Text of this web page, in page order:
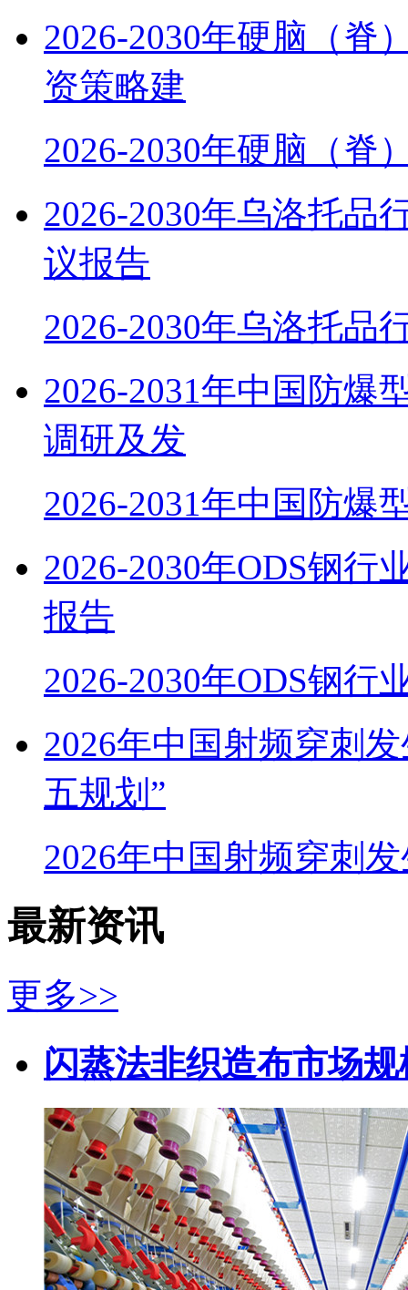
2026-2030年硬脑（脊
资策略建
2026-2030年硬脑（脊
2026-2030年乌洛托品
议报告
2026-2030年乌洛托品
2026-2031年中国防爆
调研及发
2026-2031年中国防爆
2026-2030年ODS钢行
报告
2026-2030年ODS钢行
2026年中国射频穿刺
五规划”
2026年中国射频穿刺
最新资讯
更多>>
闪蒸法非织造布市场